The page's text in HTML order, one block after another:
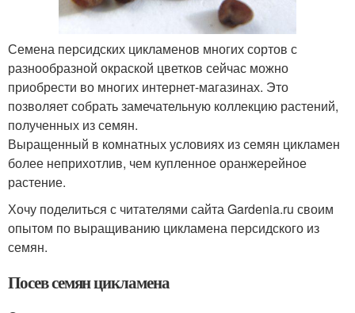
Семена персидских цикламенов многих сортов с
разнообразной окраской цветков сейчас можно
приобрести во многих интернет-магазинах. Это
позволяет собрать замечательную коллекцию растений,
полученных из семян.
Выращенный в комнатных условиях из семян цикламен
более неприхотлив, чем купленное оранжерейное
растение.
Хочу поделиться с читателями сайта Gardenia.ru своим
опытом по выращиванию цикламена персидского из
семян.
Посев семян цикламена